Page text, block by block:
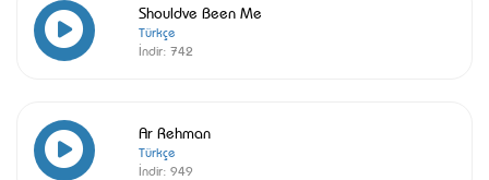
Shouldve Been Me
Türkçe
İndir: 742
Ar Rehman
Türkçe
İndir: 949